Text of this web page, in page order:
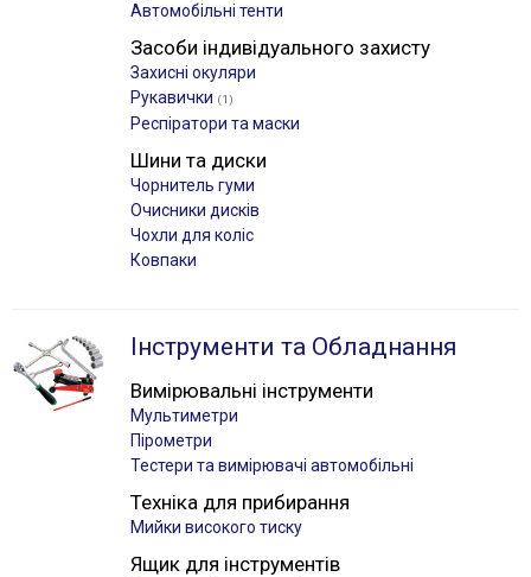
Автомобільні тенти
Засоби індивідуального захисту
Захисні окуляри
Рукавички (1)
Респіратори та маски
Шини та диски
Чорнитель гуми
Очисники дисків
Чохли для коліс
Ковпаки
Інструменти та Обладнання
Вимірювальні інструменти
Мультиметри
Пірометри
Тестери та вимірювачі автомобільні
Техніка для прибирання
Мийки високого тиску
Ящик для інструментів